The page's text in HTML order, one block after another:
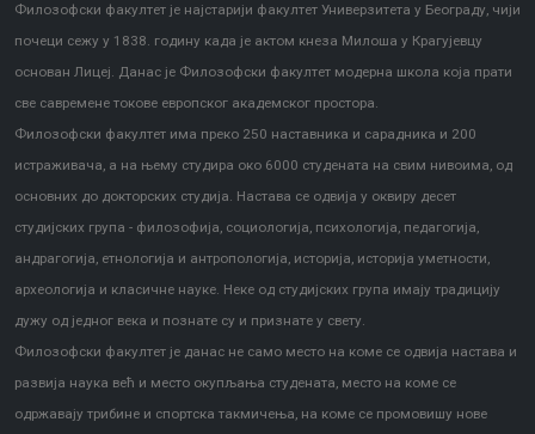
Филозофски факултет је најстарији факултет Универзитета у Београду, чији
почеци сежу у 1838. годину када је актом кнеза Милоша у Крагујевцу
основан Лицеј. Данас је Филозофски факултет модерна школа која прати
све савремене токове европског академског простора.
Филозофски факултет има преко 250 наставника и сарадника и 200
истраживача, а на њему студира око 6000 студената на свим нивоима, од
основних до докторских студија. Настава се одвија у оквиру десет
студијских група - филозофија, социологија, психологија, педагогија,
андрагогија, етнологија и антропологија, историја, историја уметности,
археологија и класичне науке. Неке од студијских група имају традицију
дужу од једног века и познате су и признате у свету.
Филозофски факултет је данас не само место на коме се одвија настава и
развија наука већ и место окупљања студената, место на коме се
одржавају трибине и спортска такмичења, на коме се промовишу нове